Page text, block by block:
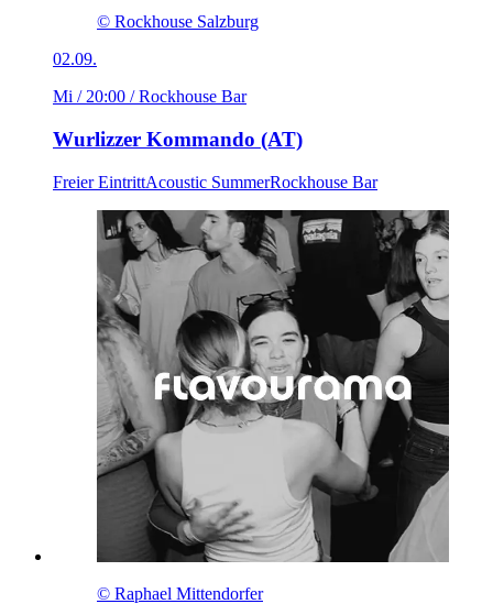
© Rockhouse Salzburg
02.09.
Mi / 20:00 / Rockhouse Bar
Wurlizzer Kommando (AT)
Freier EintrittAcoustic SummerRockhouse Bar
© Raphael Mittendorfer